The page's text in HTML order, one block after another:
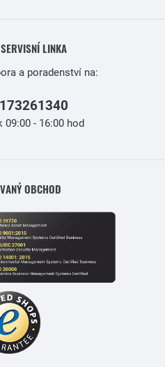
LINKA
a poradenství na:
09:00 - 16:00 hod
OBCHOD